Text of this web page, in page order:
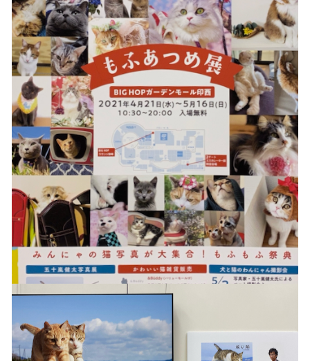
ブログ
よくある質問
プライバシーポリシー
特定商取引法に基づく表記
お問い合わせ
© 2021 Lily craft